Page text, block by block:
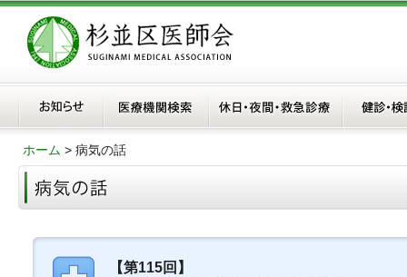
ホーム > 病気の話
【第115回】